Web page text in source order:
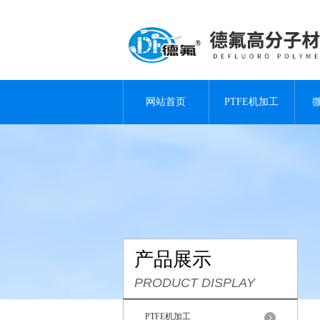
网站首页 PTFE机加工
产品展示
PRODUCT DISPLAY
PTFE机加工